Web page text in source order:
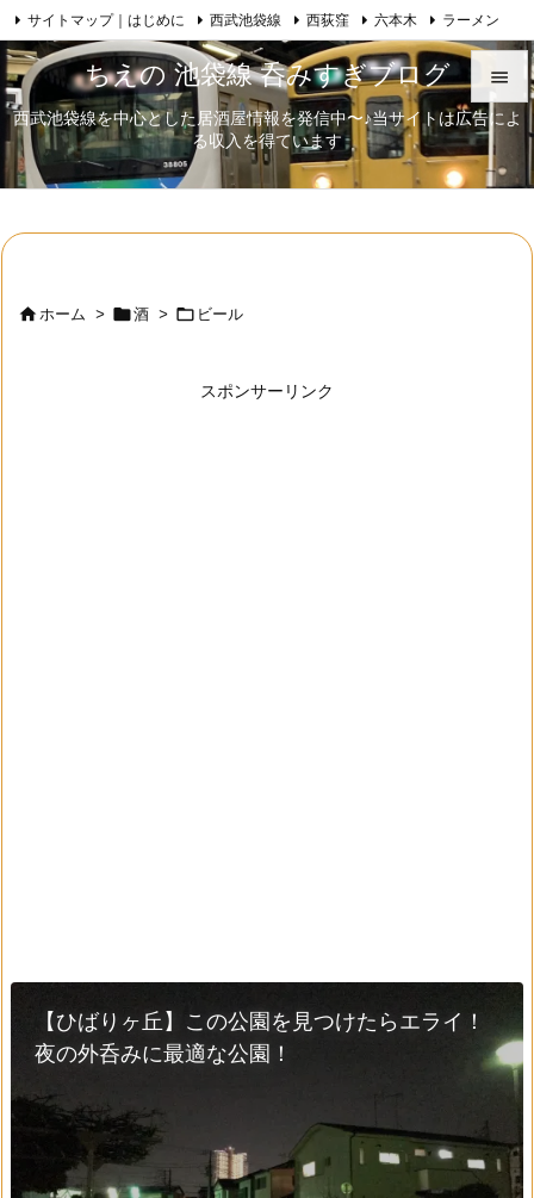
ちえの 池袋線 呑みすぎブログ
西武池袋線を中心とした居酒屋情報を発信中〜♪当サイトは広告によ
る収入を得ています


メニュ

サイトマップ｜はじめに 西武池袋線 西荻窪 六本木 ラーメン
日本酒 歌舞伎 自己紹介 RSS Feedly
ホーム > 酒 >  ビール
スポンサーリンク
【ひばりヶ丘】この公園を見つけたらエライ！
夜の外呑みに最適な公園！